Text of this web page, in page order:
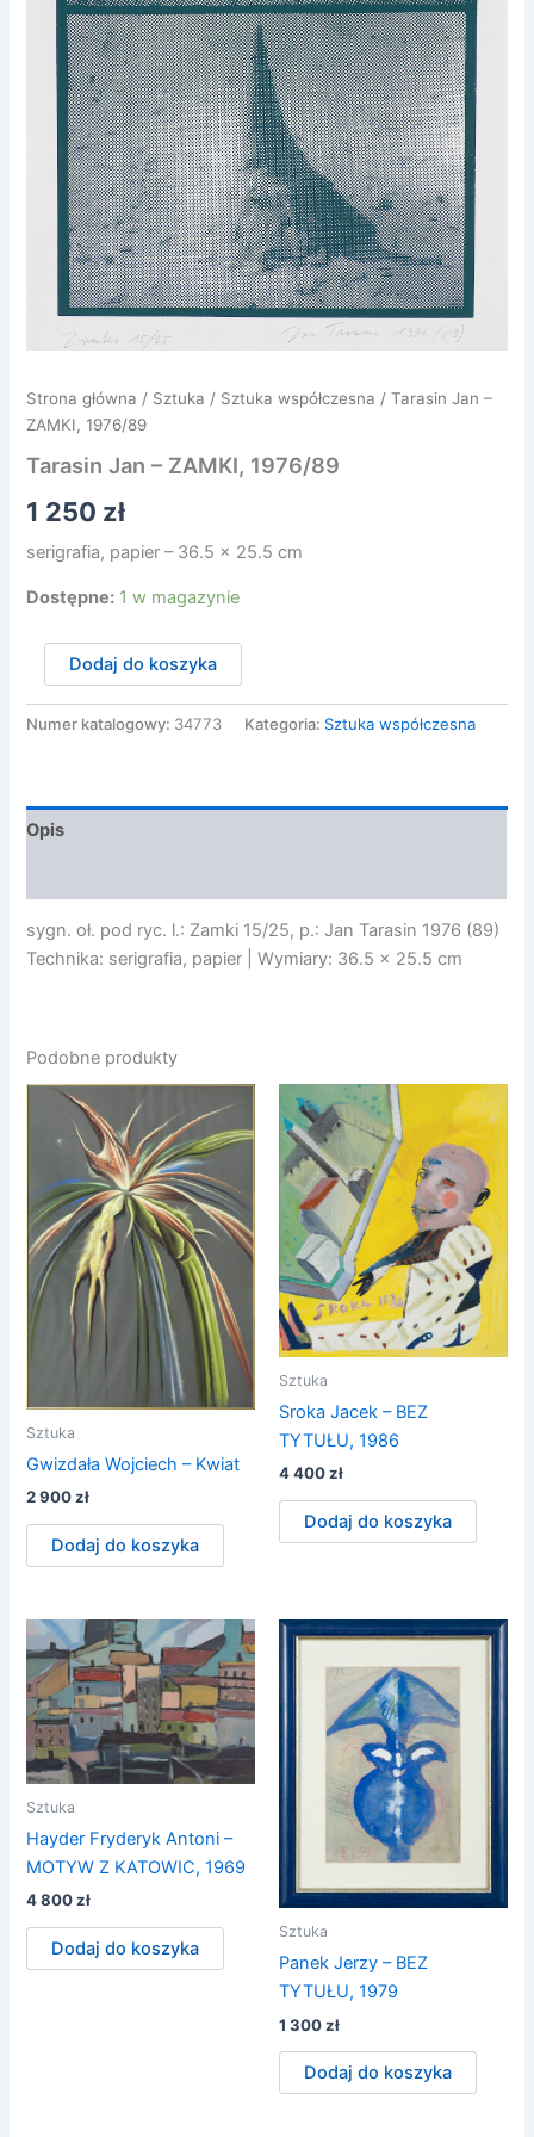
Strona główna / Sztuka / Sztuka współczesna / Tarasin Jan –
ZAMKI, 1976/89
Tarasin Jan – ZAMKI, 1976/89
1 250 zł
serigrafia, papier – 36.5 x 25.5 cm
Dostępne: 1 w magazynie
Tarasin
Jan
-
Dodaj do koszyka
Numer katalogowy: 34773 Kategoria: Sztuka współczesna
Opis
sygn. oł. pod ryc. l.: Zamki 15/25, p.: Jan Tarasin 1976 (89)
Technika: serigrafia, papier | Wymiary: 36.5 x 25.5 cm
Podobne produkty
Sztuka
Gwizdała Wojciech – Kwiat
2 900zł
Dodaj do koszyka
Sztuka
Sroka Jacek – BEZ
TYTUŁU, 1986
4 400zł
Dodaj do koszyka
Sztuka
Hayder Fryderyk Antoni –
MOTYW Z KATOWIC, 1969
4 800zł
Dodaj do koszyka
Sztuka
Panek Jerzy – BEZ
TYTUŁU, 1979
1 300zł
Dodaj do koszyka